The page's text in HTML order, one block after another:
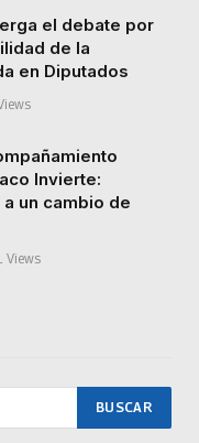
el debate por
de la
en Diputados
Invierte:
un cambio de
Views